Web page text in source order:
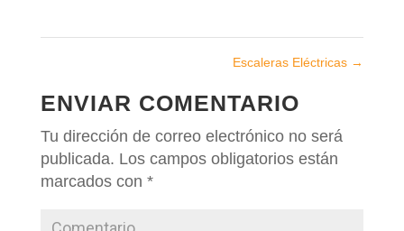
Escaleras Eléctricas →
ENVIAR COMENTARIO
Tu dirección de correo electrónico no será
publicada. Los campos obligatorios están
marcados con *